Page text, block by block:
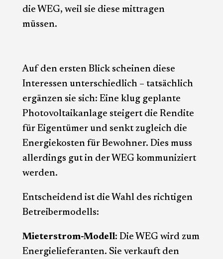
die WEG, weil sie diese mittragen
müssen.
Auf den ersten Blick scheinen diese
Interessen unterschiedlich – tatsächlich
ergänzen sie sich: Eine klug geplante
Photovoltaikanlage steigert die Rendite
für Eigentümer und senkt zugleich die
Energiekosten für Bewohner. Dies muss
allerdings gut in der WEG kommuniziert
werden.
Entscheidend ist die Wahl des richtigen
Betreibermodells:
Mieterstrom-Modell: Die WEG wird zum
Energielieferanten. Sie verkauft den